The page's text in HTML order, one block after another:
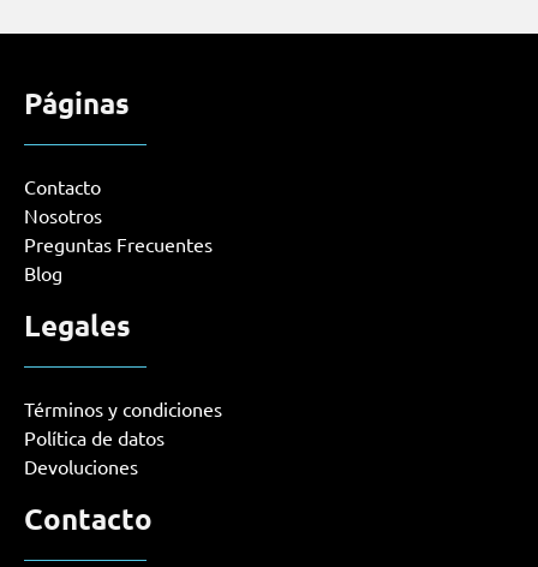
Páginas
Contacto
Nosotros
Preguntas Frecuentes
Blog
Legales
Términos y condiciones
Política de datos
Devoluciones
Contacto